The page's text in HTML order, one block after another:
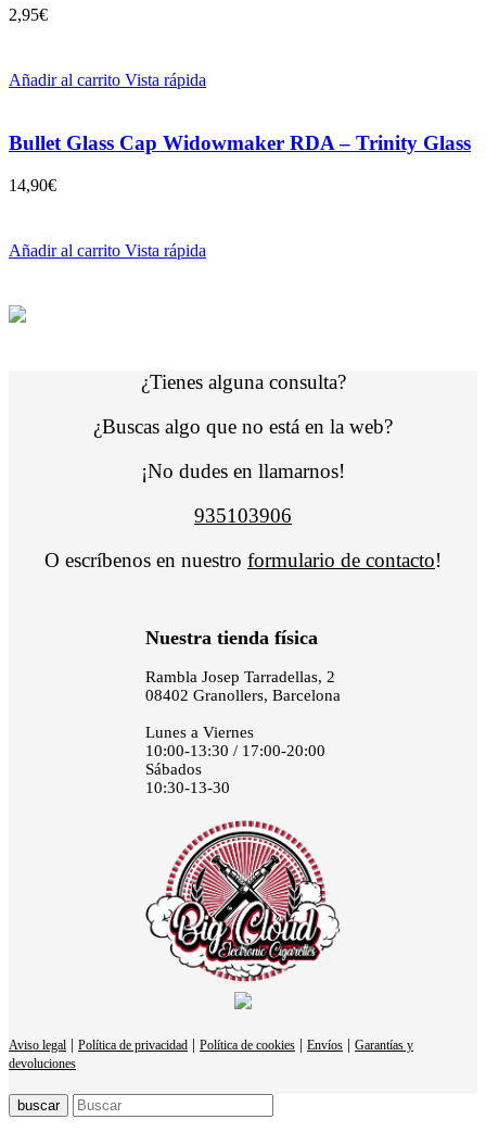
2,95€
Añadir al carrito Vista rápida
Bullet Glass Cap Widowmaker RDA – Trinity Glass
14,90€
Añadir al carrito Vista rápida
¿Tienes alguna consulta?
¿Buscas algo que no está en la web?
¡No dudes en llamarnos!
935103906
O escríbenos en nuestro formulario de contacto!
Nuestra tienda física
Rambla Josep Tarradellas, 2
08402 Granollers, Barcelona
Lunes a Viernes
10:00-13:30 / 17:00-20:00
Sábados
10:30-13-30
Aviso legal | Política de privacidad | Política de cookies | Envíos | Garantías y
devoluciones
buscar